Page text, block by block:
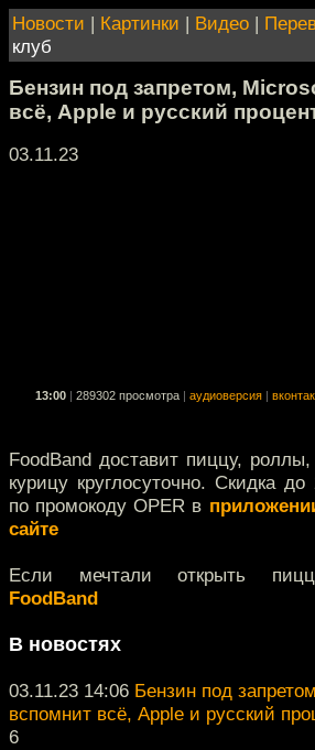
Новости | Картинки | Видео |
клуб
Бензин под запретом,
всё, Apple и русский
03.11.23
13:00 289302 просмотра аудиоверсия
FoodBand доставит пиццу,
курицу круглосуточно. Скидка
по промокоду OPER в
сайте
Если мечтали открыть
FoodBand
В новостях
03.11.23 14:06 Бензин под
вспомнит всё, Apple и русский
6